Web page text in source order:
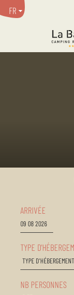
FR
ARRIVÉE
TYPE
NB PERSONNES